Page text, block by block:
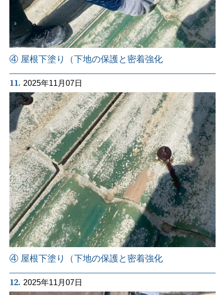
④ 屋根下塗り（下地の保護と密着強化
11. 2025年11月07日
④ 屋根下塗り（下地の保護と密着強化
12. 2025年11月07日